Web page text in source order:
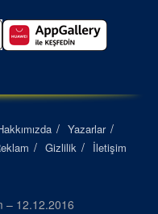
Yazarlar
Gizlilik İletişim
– 12.12.2016